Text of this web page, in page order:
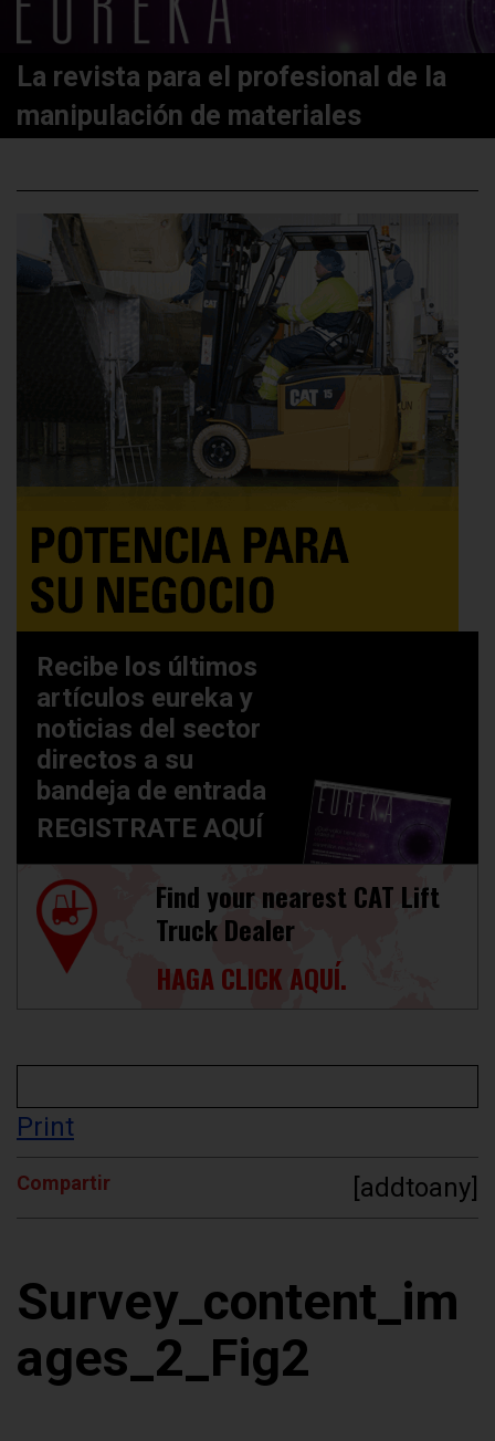
La revista para el profesional de la
manipulación de materiales
Recibe los últimos
artículos eureka y
noticias del sector
directos a su
bandeja de entrada
REGISTRATE AQUÍ
Find your nearest CAT Lift
Truck Dealer
HAGA CLICK AQUÍ.
Print
Compartir [addtoany]
Survey_content_im
ages_2_Fig2